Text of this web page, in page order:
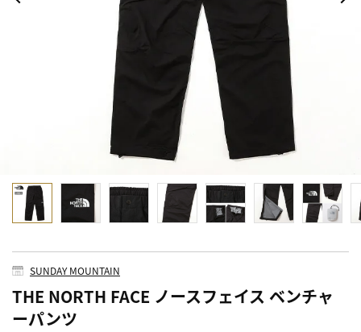
SUNDAY MOUNTAIN
THE NORTH FACE ノースフェイス ベンチャ
ーパンツ